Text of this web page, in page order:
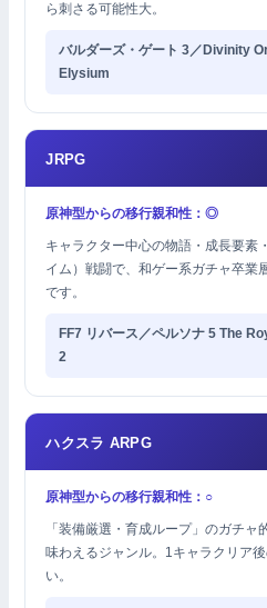
ら刺さる可能性大。
バルダーズ・ゲート 3／Divinity
Elysium
JRPG
原神型からの移行親和性：◎
キャラクター中心の物語・成長要素
イム）戦闘で、和ゲー系ガチャ卒業
です。
FF7 リバース／ペルソナ 5 The
2
ハクスラ ARPG
原神型からの移行親和性：○
「装備厳選・育成ループ」のガチ
味わえるジャンル。1キャラクリア
い。